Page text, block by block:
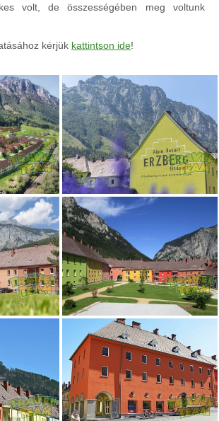
volt, de összességében meg voltunk
kérjük kattintson ide!